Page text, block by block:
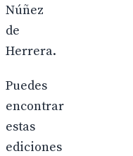
Núñez
de
Herrera.
Puedes
encontrar
estas
ediciones